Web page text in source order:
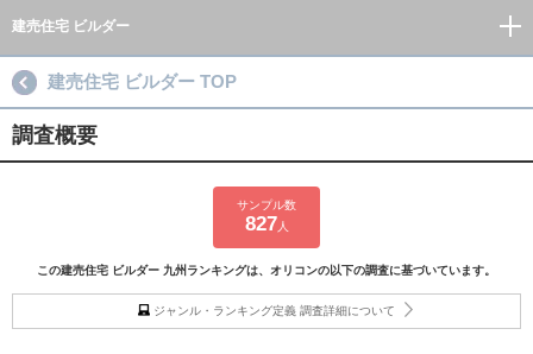
建売住宅 ビルダー
建売住宅 ビルダー TOP
調査概要
サンプル数
827 人
この建売住宅 ビルダー 九州ランキングは、オリコンの以下の調査に基づいています。
ジャンル・ランキング定義 調査詳細について